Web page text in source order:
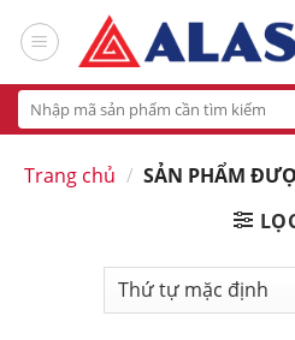
Tìm
kiếm:
Trang chủ / SẢN PHẨM